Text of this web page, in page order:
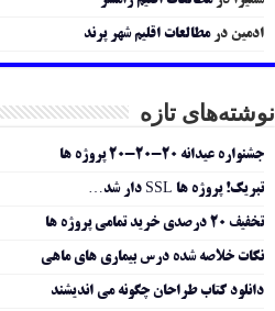
ادمین درمطالعات اقلیم شهر پرند
نوشته‌های تازه
جشنواره عیدانه ۲۰-۲۰-۲۰ پروژه ها
تبریک! پروژه ها SSL دار شد…
تخفیف ۲۰ درصدی خرید تمامی پروژه ها
نکات خلاصه شده درس بیماری های ماهی
دانلود کتاب طراحان چگونه می اندیشند